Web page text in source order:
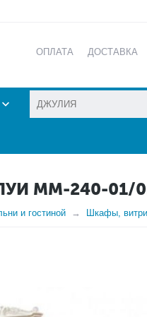
ОПЛАТА ДОСТАВКА
ММ-240-01/
и гостиной Шкафы,